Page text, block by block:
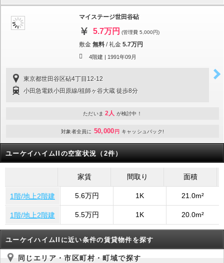
マイステージ世田谷砧
5.7万円 (管理費 5,000円)
敷金 無料 /礼金 5.7万円
4階建 | 1991年09月
東京都世田谷区砧4丁目12-12
小田急電鉄小田原線/祖師ヶ谷大蔵 徒歩8分
ただいま 2人 が検討中！
対象者全員に 50,000 円 キャッシュバック!
ユーケイハイムIIの空室状況（2件）
家賃 間取り 面積
1階/地上2階建 5.6万円 1K 21.0m²
1階/地上2階建 5.5万円 1K 20.0m²
ユーケイハイムIIに近い条件の賃貸物件を探す
同じエリア・市区町村・町域で探す